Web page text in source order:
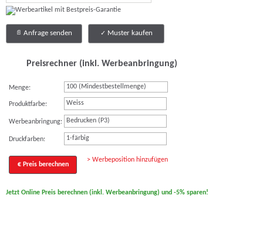
Anfrage senden Muster kaufen
Preisrechner (inkl. Werbeanbringung)
Menge:
Produktfarbe: Weiss
Werbeanbringung: Bedrucken (P3)
Druckfarben: 1-färbig
€ Preis berechnen
> Werbeposition hinzufügen
Jetzt Online Preis berechnen (inkl. Werbeanbringung) und -5% sparen!